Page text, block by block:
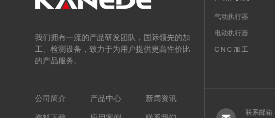
我们拥有一流的产品研发团队，国际领先的加
工、检测设备，致力于为用户提供更高性价比
的产品服务。
公司简介 产品中心 新闻资讯
气动执行器
电动执行器
CNC加工
联系邮箱